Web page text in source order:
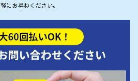
軽にお尋ねください。